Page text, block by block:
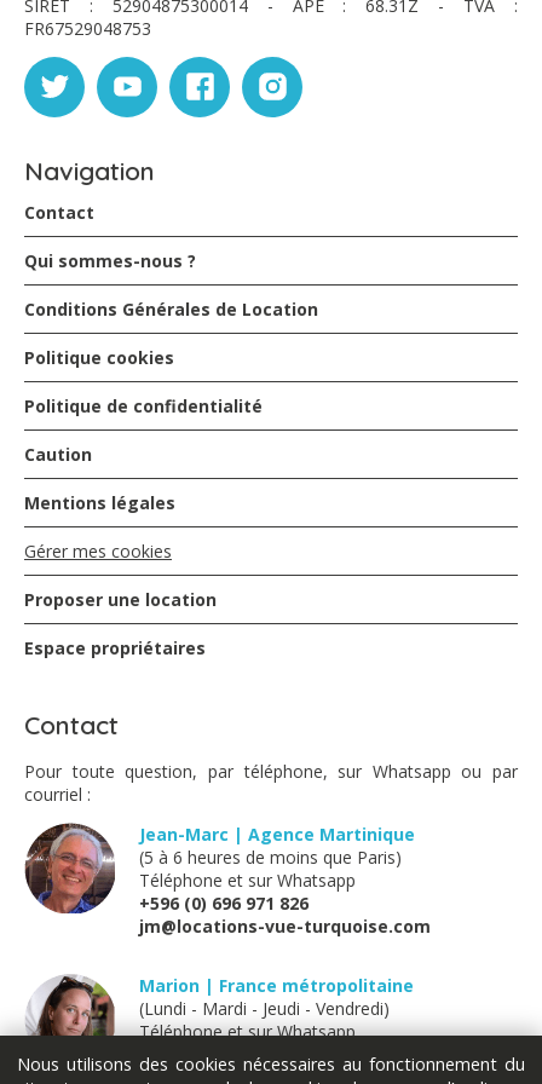
goût.
Cerise sur le gâteau, chaque lit est équipé d'une
moustiquaire.
Toute la p'tite famille s'associe pour remercier Sonia et
Gérô pour leur gentillesse.
SIRET : 52904875300014 - APE : 68.31Z - TVA :
FR67529048753
Navigation
Contact
Qui sommes-nous ?
Conditions Générales de Location
Politique cookies
Politique de confidentialité
Caution
Mentions légales
Gérer mes cookies
Proposer une location
Espace propriétaires
Contact
Pour toute question, par téléphone, sur Whatsapp ou par
courriel :
Jean-Marc | Agence Martinique
(5 à 6 heures de moins que Paris)
Téléphone et sur Whatsapp
+596 (0) 696 971 826
jm@locations-vue-turquoise.com
Marion | France métropolitaine
(Lundi - Mardi - Jeudi - Vendredi)
Téléphone et sur Whatsapp
+33 (0) 611 289 121
marion@locations-vue-turquoise.com
Nous utilisons des cookies nécessaires au fonctionnement du